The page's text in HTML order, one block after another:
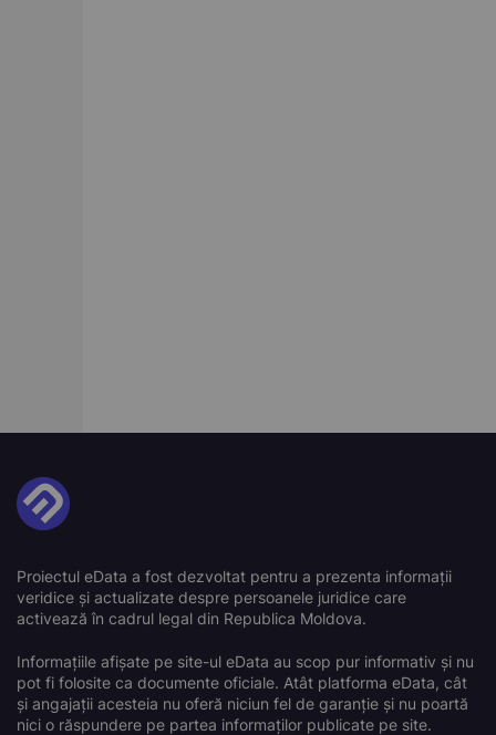
Proiectul eData a fost dezvoltat pentru a prezenta informații
veridice și actualizate despre persoanele juridice care
activează în cadrul legal din Republica Moldova.
Informațiile afișate pe site-ul eData au scop pur informativ și nu
pot fi folosite ca documente oficiale. Atât platforma eData, cât
și angajații acesteia nu oferă niciun fel de garanție și nu poartă
nici o răspundere pe partea informaților publicate pe site.